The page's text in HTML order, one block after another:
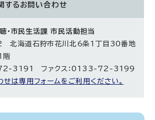
する お問い合わせ
・市民生活課 市民活動担当
海道石狩市花川北6条1丁目30番地
階
3191 ファクス：0133-72-3199
せは専用フォームをご利用ください。